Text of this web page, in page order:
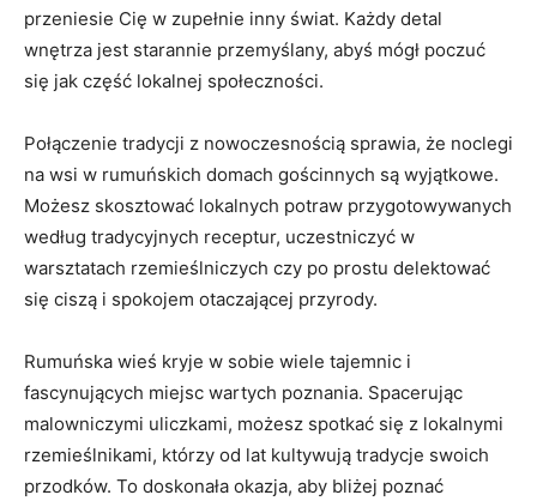
przeniesie ‍Cię w⁣ zupełnie inny świat. Każdy detal
wnętrza jest ⁣starannie przemyślany, abyś‌ mógł​ poczuć
się⁢ jak⁢ część lokalnej społeczności.
Połączenie tradycji z nowoczesnością sprawia, że​ noclegi
na wsi w rumuńskich domach gościnnych są wyjątkowe.
Możesz skosztować ‍lokalnych potraw przygotowywanych
według‍ tradycyjnych‍ receptur, uczestniczyć w
warsztatach⁣ rzemieślniczych czy‌ po prostu⁢ delektować⁣
się ciszą i spokojem otaczającej przyrody.
Rumuńska wieś kryje‌ w sobie wiele‍ tajemnic i⁣
fascynujących miejsc wartych poznania. Spacerując ​
malowniczymi ​uliczkami, możesz ⁤spotkać ⁣się z lokalnymi
rzemieślnikami, którzy od lat kultywują⁣ tradycje swoich‍
przodków. To‌ doskonała okazja, aby‍ bliżej⁢ poznać